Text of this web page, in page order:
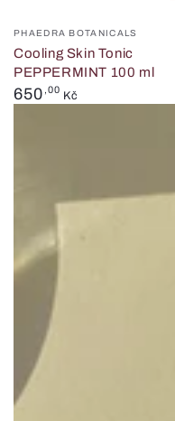
Prodejce:
PHAEDRA BOTANICALS
Cooling Skin Tonic
PEPPERMINT 100 ml
Běžná
cena
650 ,00 Kč